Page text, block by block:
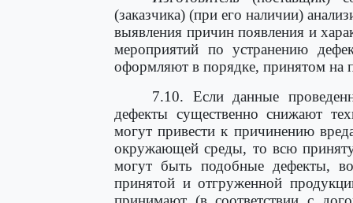
(заказчика) (при его наличии)
выявления причин появления и
мероприятий по устранению
оформляют в порядке, принятом на
7.10. Если данные
дефекты существенно снижают
могут привести к причинению
окружающей среды, то всю
могут быть подобные дефекты,
принятой и отгруженной